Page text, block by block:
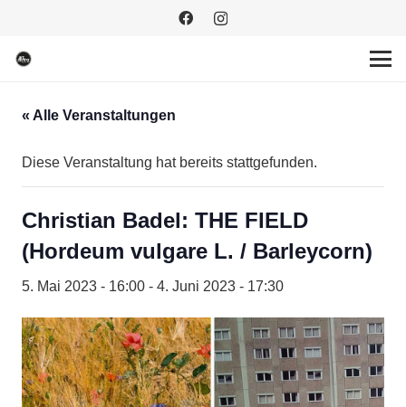
« Alle Veranstaltungen
Diese Veranstaltung hat bereits stattgefunden.
Christian Badel: THE FIELD
(Hordeum vulgare L. / Barleycorn)
5. Mai 2023 - 16:00 - 4. Juni 2023 - 17:30